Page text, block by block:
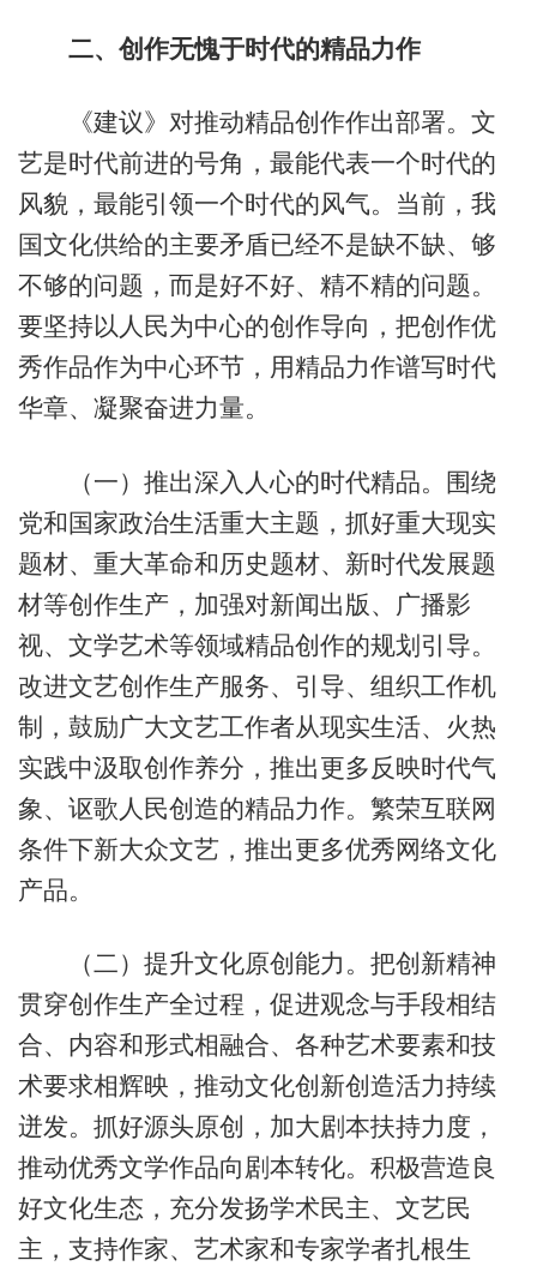
二、创作无愧于时代的精品力作
《建议》对推动精品创作作出部署。文
艺是时代前进的号角，最能代表一个时代的
风貌，最能引领一个时代的风气。当前，我
国文化供给的主要矛盾已经不是缺不缺、够
不够的问题，而是好不好、精不精的问题。
要坚持以人民为中心的创作导向，把创作优
秀作品作为中心环节，用精品力作谱写时代
华章、凝聚奋进力量。
（一）推出深入人心的时代精品。围绕
党和国家政治生活重大主题，抓好重大现实
题材、重大革命和历史题材、新时代发展题
材等创作生产，加强对新闻出版、广播影
视、文学艺术等领域精品创作的规划引导。
改进文艺创作生产服务、引导、组织工作机
制，鼓励广大文艺工作者从现实生活、火热
实践中汲取创作养分，推出更多反映时代气
象、讴歌人民创造的精品力作。繁荣互联网
条件下新大众文艺，推出更多优秀网络文化
产品。
（二）提升文化原创能力。把创新精神
贯穿创作生产全过程，促进观念与手段相结
合、内容和形式相融合、各种艺术要素和技
术要求相辉映，推动文化创新创造活力持续
迸发。抓好源头原创，加大剧本扶持力度，
推动优秀文学作品向剧本转化。积极营造良
好文化生态，充分发扬学术民主、文艺民
主，支持作家、艺术家和专家学者扎根生